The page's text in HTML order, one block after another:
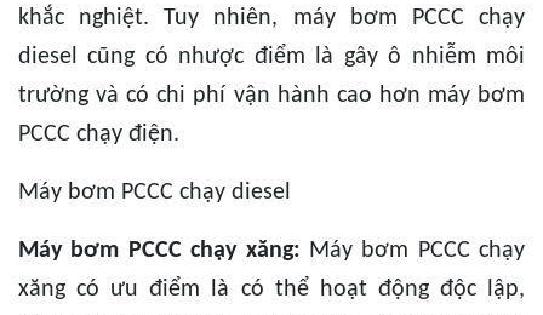
khắc nghiệt. Tuy nhiên, máy bơm PCCC chạy
diesel cũng có nhược điểm là gây ô nhiễm môi
trường và có chi phí vận hành cao hơn máy bơm
PCCC chạy điện.
Máy bơm PCCC chạy diesel
Máy bơm PCCC chạy xăng: Máy bơm PCCC chạy
xăng có ưu điểm là có thể hoạt động độc lập,